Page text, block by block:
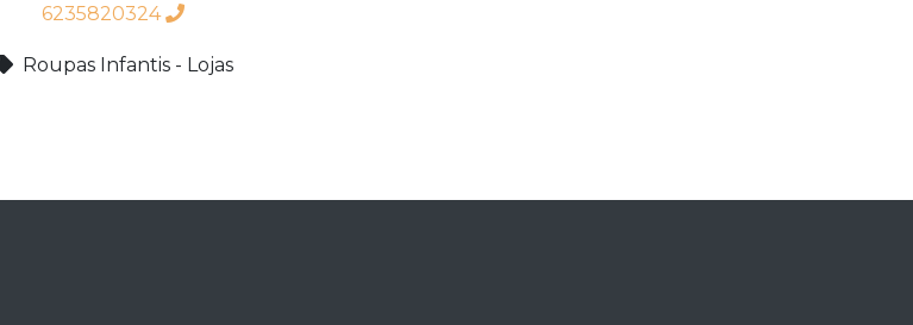
6235820324
Roupas Infantis - Lojas